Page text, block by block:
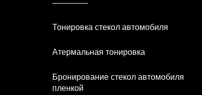
Тонировка стекол автомобиля
Атермальная тонировка
Бронирование стекол автомобиля
пленкой